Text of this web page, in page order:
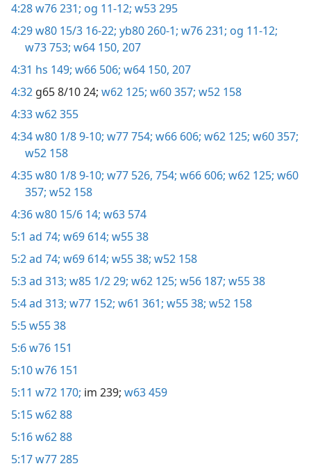
4:28w76 231; og 11-12; w53 295
4:29w80 15/3 16-22; yb80 260-1; w76 231; og 11-12;
w73 753; w64 150, 207
4:31 hs 149; w66 506; w64 150, 207
4:32 g65 8/10 24; w62 125; w60 357; w52 158
4:33w62 355
4:34w80 1/8 9-10; w77 754; w66 606; w62 125; w60 357;
w52 158
4:35w80 1/8 9-10; w77 526, 754; w66 606; w62 125; w60
357; w52 158
4:36w80 15/6 14; w63 574
5:1 ad 74; w69 614; w55 38
5:2ad 74; w69 614; w55 38; w52 158
5:3ad 313; w85 1/2 29; w62 125; w56 187; w55 38
5:4ad 313; w77 152; w61 361; w55 38; w52 158
5:5w55 38
5:6w76 151
5:10w76 151
5:11 w72 170; im 239; w63 459
5:15w62 88
5:16w62 88
5:17w77 285